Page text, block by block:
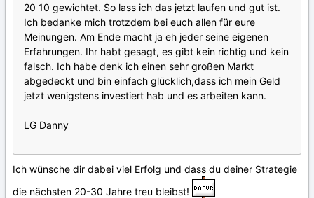
20 10 gewichtet. So lass ich das jetzt laufen und gut ist.
Ich bedanke mich trotzdem bei euch allen für eure
Meinungen. Am Ende macht ja eh jeder seine eigenen
Erfahrungen. Ihr habt gesagt, es gibt kein richtig und kein
falsch. Ich habe denk ich einen sehr großen Markt
abgedeckt und bin einfach glücklich,dass ich mein Geld
jetzt wenigstens investiert hab und es arbeiten kann.
LG Danny
Ich wünsche dir dabei viel Erfolg und dass du deiner Strategie
die nächsten 20-30 Jahre treu bleibst!